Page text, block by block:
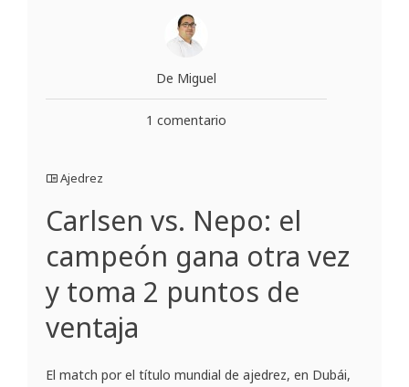
De Miguel
1 comentario
Ajedrez
Carlsen vs. Nepo: el
campeón gana otra vez
y toma 2 puntos de
ventaja
El match por el título mundial de ajedrez, en Dubái,